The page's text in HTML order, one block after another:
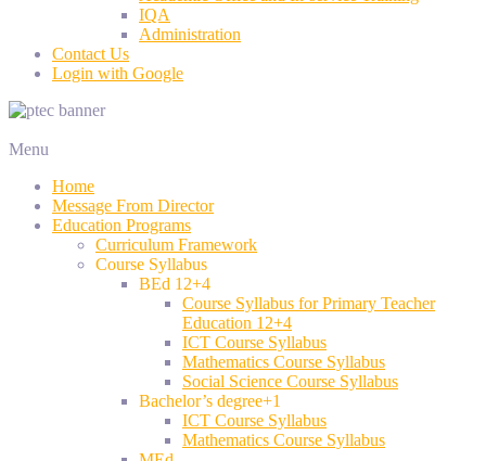
IQA
Administration
Contact Us
Login with Google
Menu
Home
Message From Director
Education Programs
Curriculum Framework
Course Syllabus
BEd 12+4
Course Syllabus for Primary Teacher
Education 12+4
ICT Course Syllabus
Mathematics Course Syllabus
Social Science Course Syllabus
Bachelor’s degree+1
ICT Course Syllabus
Mathematics Course Syllabus